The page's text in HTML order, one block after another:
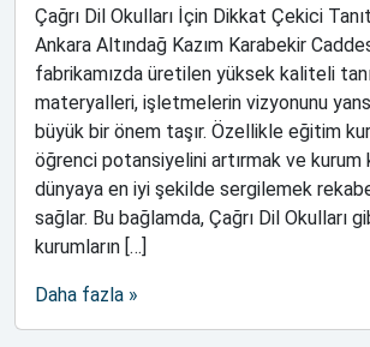
Çağrı Dil Okulları İçin Dikkat Çekici
Ankara Altındağ Kazım Karabekir
fabrikamızda üretilen yüksek kaliteli
materyalleri, işletmelerin vizyonunu
büyük bir önem taşır. Özellikle eğitim
öğrenci potansiyelini artırmak ve kurum
dünyaya en iyi şekilde sergilemek
sağlar. Bu bağlamda, Çağrı Dil Okulları
kurumların […]
Daha fazla »